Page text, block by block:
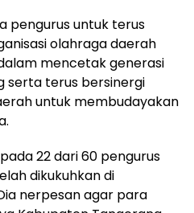
pengurus untuk terus
olahraga daerah
mencetak generasi
serta terus bersinergi
untuk membudayakan
22 dari 60 pengurus
dikukuhkan di
nerpesan agar para